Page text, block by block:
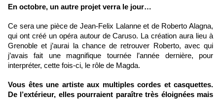
En octobre, un autre projet verra le jour…
Ce sera une pièce de Jean-Felix Lalanne et de Roberto Alagna,
qui ont créé un opéra autour de Caruso. La création aura lieu à
Grenoble et j’aurai la chance de retrouver Roberto, avec qui
j’avais fait une magnifique tournée l’année dernière, pour
interpréter, cette fois-ci, le rôle de Magda.
Vous êtes une artiste aux multiples cordes et casquettes.
De l’extérieur, elles pourraient paraître très éloignées mais